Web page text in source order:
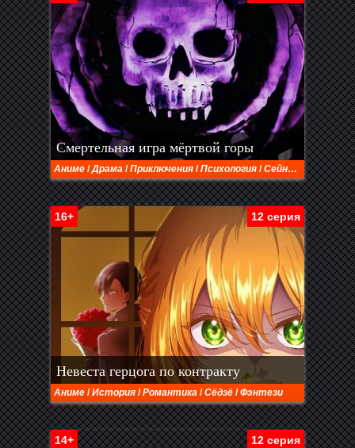
Смертельная игра мёртвой горы
Аниме /Драма /Приключения /Психология /Сейнен /Фэнтези/
12 серия
16+
Невеста герцога по контракту
Аниме /История /Романтика /Сёдзё /Фэнтези
12 серия
14+